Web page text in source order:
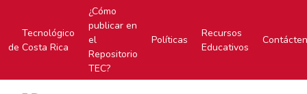
Tecnológico
de Costa Rica
¿Cómo
publicar en
el
Repositorio
TEC?
Políticas
Recursos
Educativos